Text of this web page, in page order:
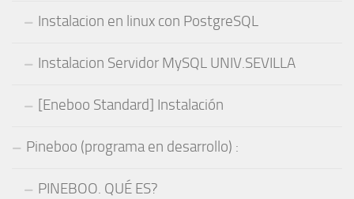
Instalacion en linux con PostgreSQL
Instalacion Servidor MySQL UNIV.SEVILLA
[Eneboo Standard] Instalación
Pineboo (programa en desarrollo) :
PINEBOO. QUÉ ES?